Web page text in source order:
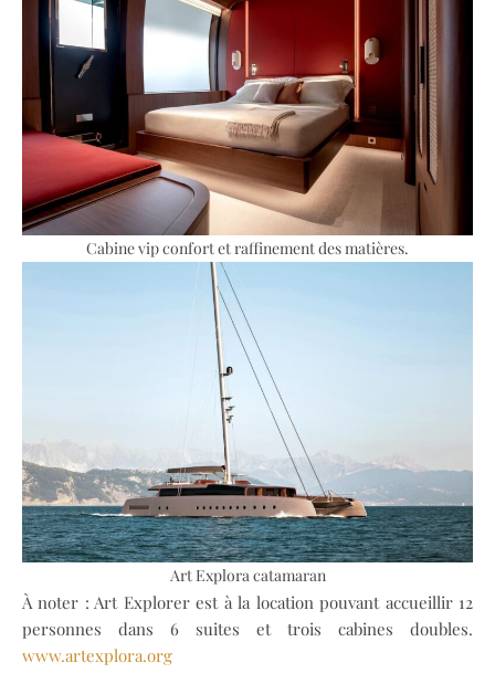
Cabine vip confort et raffinement des matières.
Art Explora catamaran
À noter : Art Explorer est à la location pouvant accueillir 12
personnes dans 6 suites et trois cabines doubles.
www.artexplora.org